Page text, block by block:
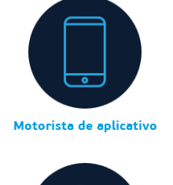
Motorista de aplicativo